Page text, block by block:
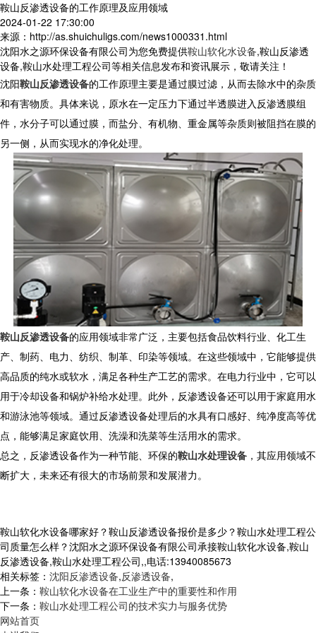
鞍山反渗透设备的工作原理及应用领域
2024-01-22 17:30:00
来源：http://as.shuichuligs.com/news1000331.html
沈阳水之源环保设备有限公司为您免费提供鞍山软化水设备,鞍山反渗透
设备,鞍山水处理工程公司等相关信息发布和资讯展示，敬请关注！
沈阳鞍山反渗透设备的工作原理主要是通过膜过滤，从而去除水中的杂质
和有害物质。具体来说，原水在一定压力下通过半透膜进入反渗透膜组
件，水分子可以通过膜，而盐分、有机物、重金属等杂质则被阻挡在膜的
另一侧，从而实现水的净化处理。
鞍山反渗透设备的应用领域非常广泛，主要包括食品饮料行业、化工生
产、制药、电力、纺织、制革、印染等领域。在这些领域中，它能够提供
高品质的纯水或软水，满足各种生产工艺的需求。在电力行业中，它可以
用于冷却设备和锅炉补给水处理。此外，反渗透设备还可以用于家庭用水
和游泳池等领域。通过反渗透设备处理后的水具有口感好、纯净度高等优
点，能够满足家庭饮用、洗澡和洗菜等生活用水的需求。
总之，反渗透设备作为一种节能、环保的鞍山水处理设备 ，其应用领域不
断扩大，未来还有很大的市场前景和发展潜力。
鞍山软化水设备哪家好？鞍山反渗透设备报价是多少？鞍山水处理工程公
司质量怎么样？沈阳水之源环保设备有限公司承接鞍山软化水设备,鞍山
反渗透设备,鞍山水处理工程公司,,电话:13940085673
相关标签： 沈阳反渗透设备,反渗透设备,
上一条： 鞍山软化水设备在工业生产中的重要性和作用
下一条： 鞍山水处理工程公司的技术实力与服务优势
网站首页